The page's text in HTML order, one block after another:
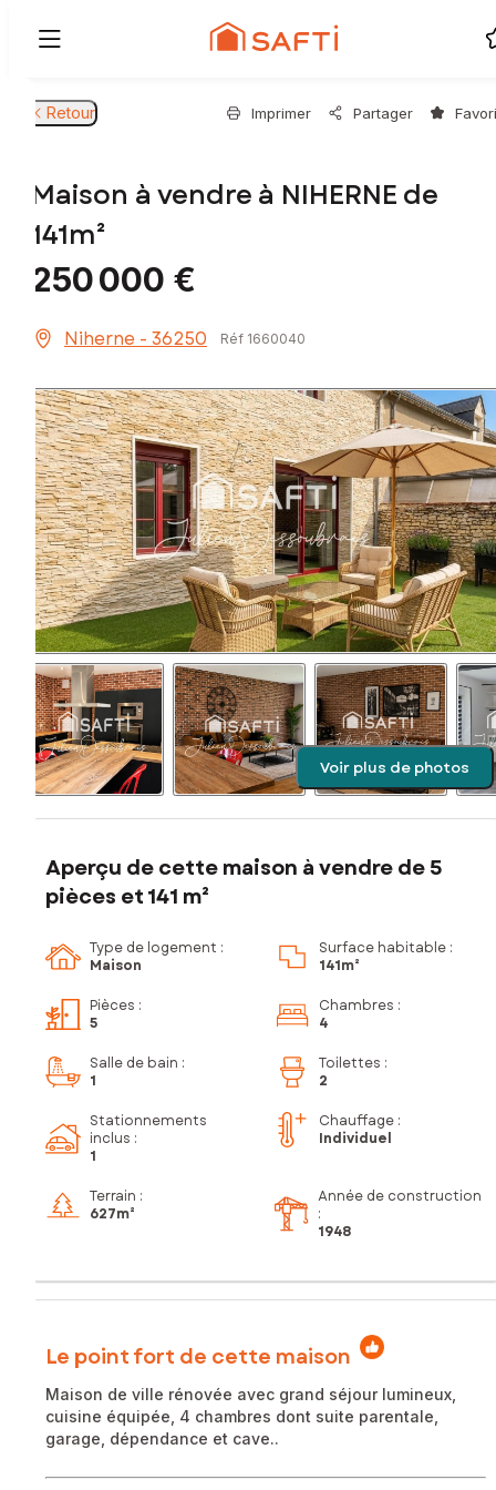
Retour Imprimer Partager
Maison à vendre à NIHERNE de
141m²
250 000 €
Niherne - 36250 Réf 1660040
Voir plus de photos
Aperçu de cette maison à vendre de 5
pièces et 141 m²
Type de logement :
Maison
Surface habitable :
141m²
Pièces :
5
Chambres :
4
Salle de bain :
1
Toilettes :
2
Stationnements
inclus :
1
Chauffage :
Individuel
Terrain :
627m²
Année de construction
:
1948
Le point fort de cette maison
Maison de ville rénovée avec grand séjour lumineux,
cuisine équipée, 4 chambres dont suite parentale,
garage, dépendance et cave..